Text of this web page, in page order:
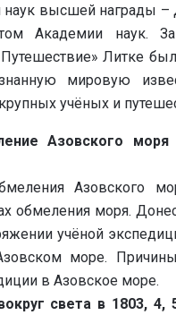
наук высшей награды
Академии наук.
Литке
мировую
учёных и
Азовского
Азовского
обмеления моря.
учёной
море.
в Азовское море.
света в 1803,